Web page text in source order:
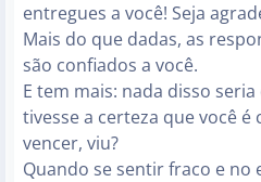
entregues a você! Seja
Mais do que dadas, as
são confiados a você.
E tem mais: nada disso
tivesse a certeza que você é
vencer, viu?
Quando se sentir fraco e no